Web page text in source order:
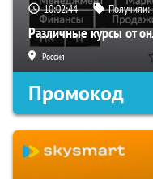
10:02:43 Получили:
Различные курсы от
Россия
Промокод